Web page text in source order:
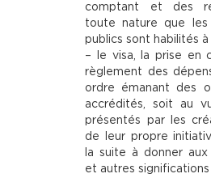
comptant et des
toute nature que les
publics sont habilités
– le visa, la prise en
règlement des
ordre émanant des
accrédités, soit au
présentés par les
de leur propre
la suite à donner aux
et autres significations